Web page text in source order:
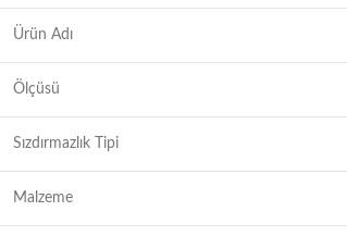
Ürün Adı
Ölçüsü
Sızdırmazlık Tipi
Malzeme